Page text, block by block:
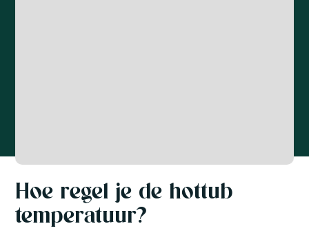
Hoe regel je de hottub
temperatuur?